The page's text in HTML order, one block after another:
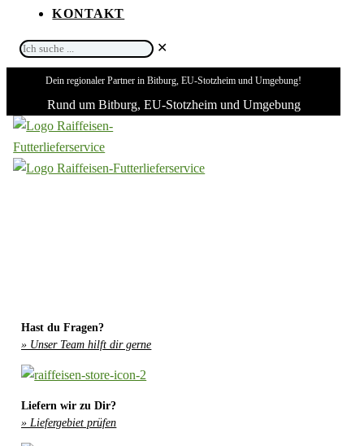
KONTAKT
Ich
suche
✕
Dein regionaler Partner in Bitburg, EU-Stotzheim und Umgebung!
Rund um Bitburg, EU-Stotzheim und Umgebung
Hast du Fragen?
» Unser Team hilft dir gerne
Liefern wir zu Dir?
» Liefergebiet prüfen